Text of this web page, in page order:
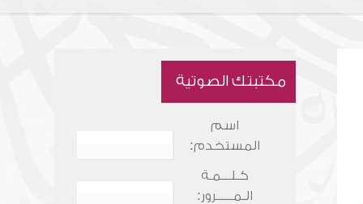
مكتبتك الصوتية
اسم
المستخدم:
كـلـــمـة
الـمـــــرور: